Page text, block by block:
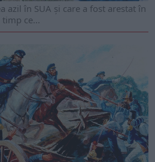
azil în SUA și care a fost arestat în
timp ce...